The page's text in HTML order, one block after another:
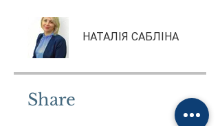
НАТАЛІЯ САБЛІНА
Share